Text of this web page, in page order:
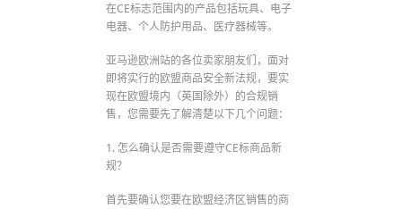
在CE标志范围内的产品包括玩具、电子
电器、个人防护用品、医疗器械等。
亚马逊欧洲站的各位卖家朋友们，面对
即将实行的欧盟商品安全新法规，要实
现在欧盟境内（英国除外）的合规销
售，您需要先了解清楚以下几个问题：
1. 怎么确认是否需要遵守CE标商品新
规？
首先要确认您要在欧盟经济区销售的商